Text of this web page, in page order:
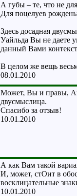
А губы – те, что не
Для поцелуев
Здесь досадная
Уайльда Вы не даете
данный Вами
В целом же вещь
08.01.2010
Может, Вы и правы,
двусмыслица.
Спасибо за отзыв!
10.01.2010
А как Вам такой
И, может, стОит в
восклицательные
10.01.2010